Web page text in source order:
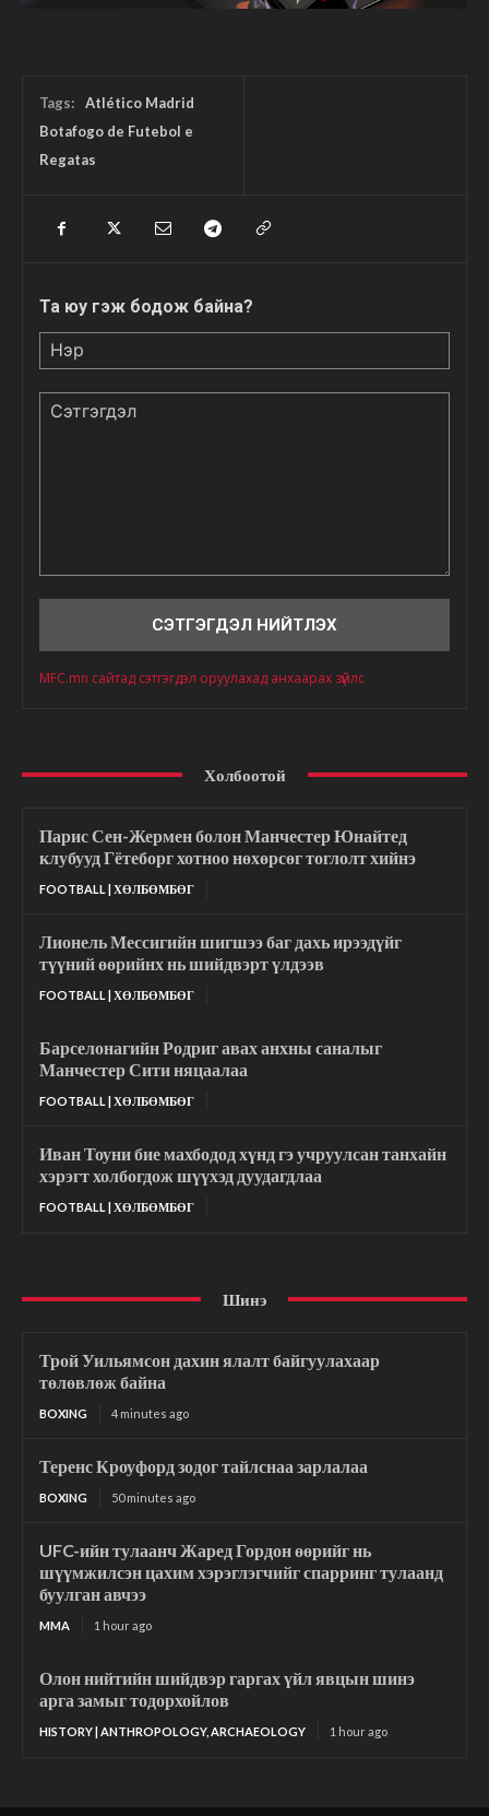
Tags:
Atlético Madrid
Botafogo de Futebol e
Regatas
Та юу гэж бодож байна?
MFC.mn сайтад сэтгэгдэл оруулахад анхаарах зүйлс
Холбоотой
Парис Сен-Жермен болон Манчестер Юнайтед
клубууд Гётеборг хотноо нөхөрсөг тоглолт хийнэ
FOOTBALL | ХӨЛБӨМБӨГ
Лионель Мессигийн шигшээ баг дахь ирээдүйг
түүний өөрийнх нь шийдвэрт үлдээв
FOOTBALL | ХӨЛБӨМБӨГ
Барселонагийн Родриг авах анхны саналыг
Манчестер Сити няцаалаа
FOOTBALL | ХӨЛБӨМБӨГ
Иван Тоуни бие махбодод хүнд гэ учруулсан танхайн
хэрэгт холбогдож шүүхэд дуудагдлаа
FOOTBALL | ХӨЛБӨМБӨГ
Шинэ
Трой Уильямсон дахин ялалт байгуулахаар
төлөвлөж байна
BOXING 4 minutes ago
Теренс Кроуфорд зодог тайлснаа зарлалаа
BOXING 50 minutes ago
UFC-ийн тулаанч Жаред Гордон өөрийг нь
шүүмжилсэн цахим хэрэглэгчийг спарринг тулаанд
буулган авчээ
MMA 1 hour ago
Олон нийтийн шийдвэр гаргах үйл явцын шинэ
арга замыг тодорхойлов
HISTORY | ANTHROPOLOGY, ARCHAEOLOGY 1 hour ago